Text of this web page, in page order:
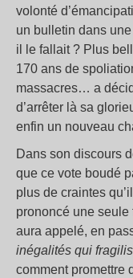
volonté
un bulletin dans
il le fallait ? Plus
170 ans de
massacres… a
d’arrêter là sa
enfin un nouveau
Dans son discours
que ce vote boudé
plus de craintes
prononcé une seule
aura appelé, en
inégalités qui
comment promettre